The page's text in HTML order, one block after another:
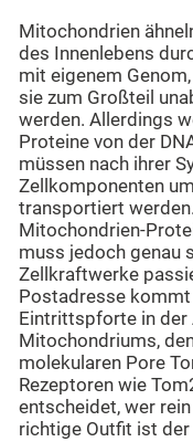
Mitochondrien
des Innenlebens
mit eigenem
sie zum Großteil
werden. Allerdings
Proteine von der
müssen nach ihrer
Zellkomponenten
transportiert
Mitochondrien-
muss jedoch genau
Zellkraftwerke
Postadresse
Eintrittspforte in der
Mitochondriums,
molekularen Pore
Rezeptoren wie
entscheidet, wer
richtige Outfit ist